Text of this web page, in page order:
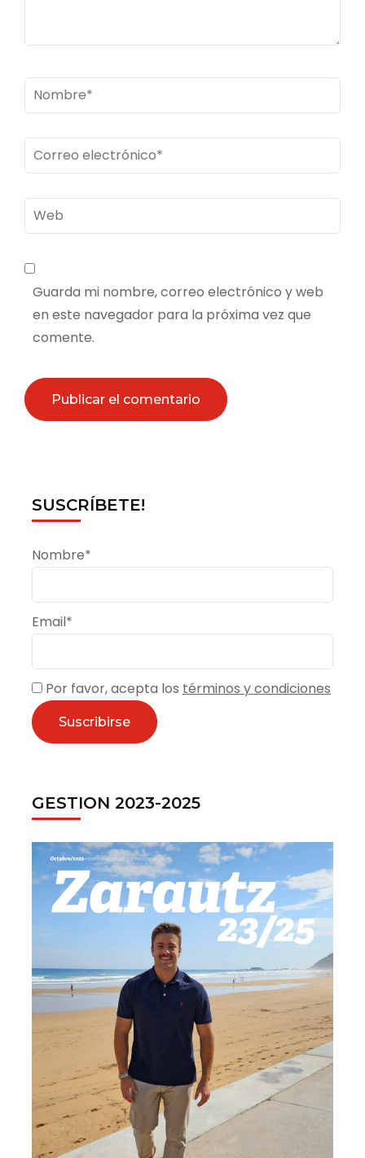
Nombre*
Correo
electrónico*
Web
Guarda mi nombre, correo electrónico y web
en este navegador para la próxima vez que
comente.
SUSCRÍBETE!
Nombre*
Email*
Por favor, acepta los términos y condiciones
GESTION 2023-2025